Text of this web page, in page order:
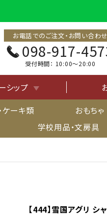
お電話でのご注文・お問い合わせ
098-917-
受付時間： 10:00〜20:00
シップ
ついて
ケーキ類 おもちゃ
学校用品・文房具
【444】雪国アグリ シ